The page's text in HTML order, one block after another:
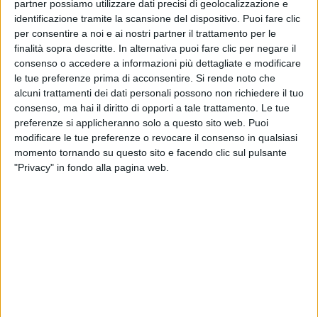
partner possiamo utilizzare dati precisi di geolocalizzazione e
identificazione tramite la scansione del dispositivo. Puoi fare clic
per consentire a noi e ai nostri partner il trattamento per le
finalità sopra descritte. In alternativa puoi fare clic per negare il
consenso o accedere a informazioni più dettagliate e modificare
le tue preferenze prima di acconsentire. Si rende noto che
alcuni trattamenti dei dati personali possono non richiedere il tuo
consenso, ma hai il diritto di opporti a tale trattamento. Le tue
preferenze si applicheranno solo a questo sito web. Puoi
modificare le tue preferenze o revocare il consenso in qualsiasi
momento tornando su questo sito e facendo clic sul pulsante
"Privacy" in fondo alla pagina web.
CONTATTI
via Goito 20, Aprilia (LT)
+(39) 06 92012078
+(39)06 92012006
dialfarm@dialfarm.it